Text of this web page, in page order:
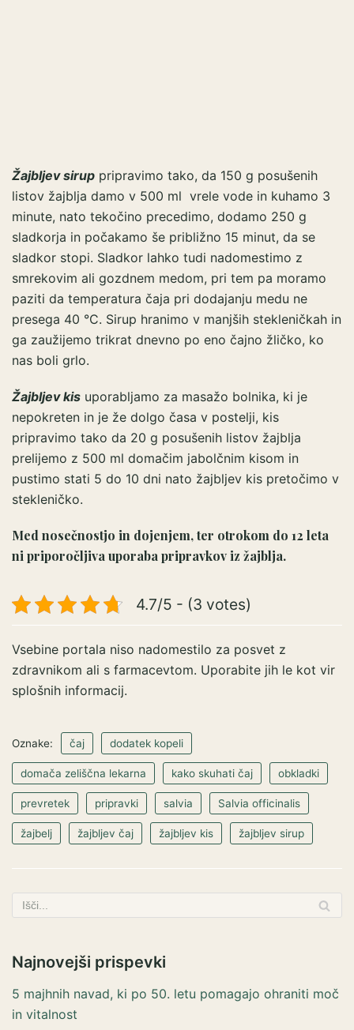
Žajbljev sirup pripravimo tako, da 150 g posušenih
listov žajblja damo v 500 ml vrele vode in kuhamo 3
minute, nato tekočino precedimo, dodamo 250 g
sladkorja in počakamo še približno 15 minut, da se
sladkor stopi. Sladkor lahko tudi nadomestimo z
smrekovim ali gozdnem medom, pri tem pa moramo
paziti da temperatura čaja pri dodajanju medu ne
presega 40 °C. Sirup hranimo v manjših stekleničkah in
ga zaužijemo trikrat dnevno po eno čajno žličko, ko
nas boli grlo.
Žajbljev kis uporabljamo za masažo bolnika, ki je
nepokreten in je že dolgo časa v postelji, kis
pripravimo tako da 20 g posušenih listov žajblja
prelijemo z 500 ml domačim jabolčnim kisom in
pustimo stati 5 do 10 dni nato žajbljev kis pretočimo v
stekleničko.
Med nosečnostjo in dojenjem, ter otrokom do 12 leta
ni priporočljiva uporaba pripravkov iz žajblja.
4.7/5 - (3 votes)
Vsebine portala niso nadomestilo za posvet z
zdravnikom ali s farmacevtom. Uporabite jih le kot vir
splošnih informacij.
Oznake: čaj dodatek kopeli
domača zeliščna lekarna kako skuhati čaj obkladki
prevretek pripravki salvia Salvia officinalis
žajbelj žajbljev čaj žajbljev kis žajbljev sirup
Najnovejši prispevki
5 majhnih navad, ki po 50. letu pomagajo ohraniti moč
in vitalnost